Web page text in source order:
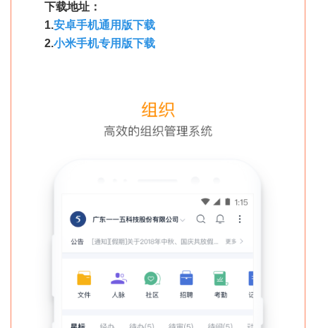
下载地址：
1.安卓手机通用版下载
2.小米手机专用版下载